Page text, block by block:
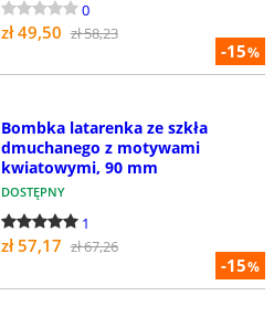
-15%
0
zł 49,50 zł 58,23
-15%
Bombka latarenka ze szkła
dmuchanego z motywami
kwiatowymi, 90 mm
DOSTĘPNY
1
zł 57,17 zł 67,26